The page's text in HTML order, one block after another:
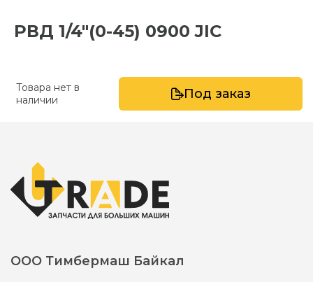
РВД 1/4"(0-45) 0900 JIC
Товара нет в
наличии
Под заказ
ООО Тимбермаш Байкал